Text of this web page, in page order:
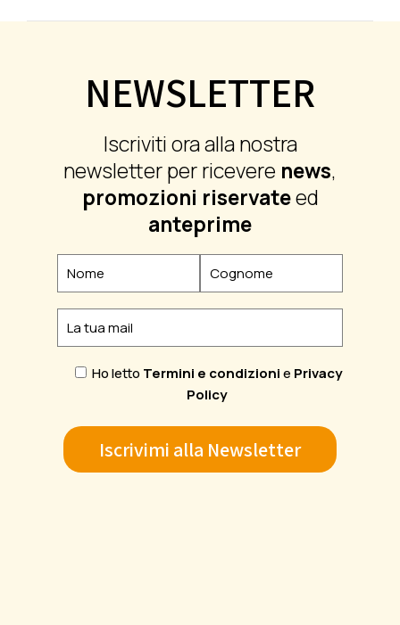
NEWSLETTER
Iscriviti ora alla nostra
newsletter per ricevere news,
promozioni riservateed
anteprime
Ho letto Termini e condizionie Privacy
Policy